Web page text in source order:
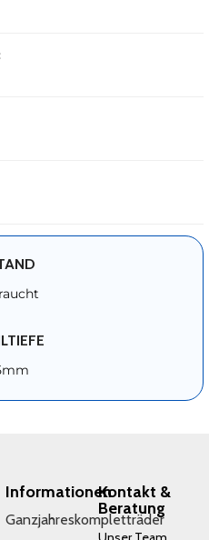
Informationen
Ganzjahreskompletträder
Kontakt &
Beratung